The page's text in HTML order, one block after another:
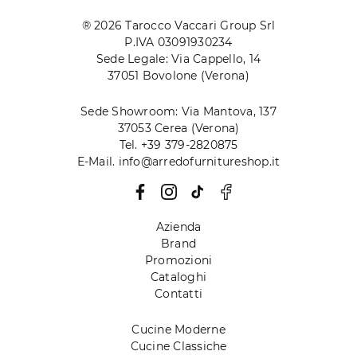
® 2026 Tarocco Vaccari Group Srl
P.IVA 03091930234
Sede Legale: Via Cappello, 14
37051 Bovolone (Verona)
Sede Showroom: Via Mantova, 137
37053 Cerea (Verona)
Tel. +39 379-2820875
E-Mail. info@arredofurnitureshop.it
Azienda
Brand
Promozioni
Cataloghi
Contatti
Cucine Moderne
Cucine Classiche